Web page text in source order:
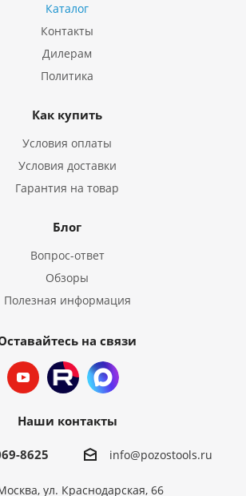
Каталог
Контакты
Дилерам
Политика
Как купить
Условия оплаты
Условия доставки
Гарантия на товар
Блог
Вопрос-ответ
Обзоры
Полезная информация
на связи
Наши контакты
8625 info@pozostools.ru
ул. Краснодарская, 66